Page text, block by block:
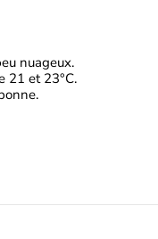
nuageux.
21 et 23°C.